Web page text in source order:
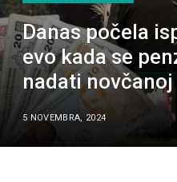
Danas počela
evo kada se
nadati
5 NOVEMBRA, 2024